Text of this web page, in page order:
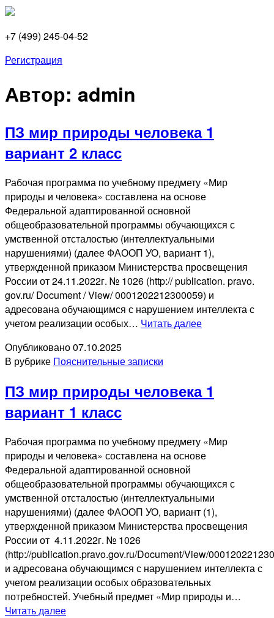
+7 (499) 245-04-52
Регистрация
Автор: admin
ПЗ мир природы человека 1
вариант 2 класс
Рабочая программа по учебному предмету «Мир
природы и человека» составлена на основе
Федеральной адаптированной основной
общеобразовательной программы обучающихся с
умственной отсталостью (интеллектуальными
нарушениями) (далее ФАООП УО, вариант 1),
утвержденной приказом Министерства просвещения
России от 24.11.2022г. № 1026 (http:// publication. pravo.
gov.ru/ Document / View/ 0001202212300059) и
адресована обучающимся с нарушением интеллекта с
учетом реализации особых… Читать далееПЗ
вариант
Опубликовано07.10.2025
В рубрике Пояснительные записки
ПЗ мир природы человека 1
вариант 1 класс
Рабочая программа по учебному предмету «Мир
природы и человека» составлена на основе
Федеральной адаптированной основной
общеобразовательной программы обучающихся с
умственной отсталостью (интеллектуальными
нарушениями) (далее ФАООП УО, вариант (1),
утвержденной приказом Министерства просвещения
России от 4.11.2022г. № 1026
(http://publication.pravo.gov.ru/Document/View/
и адресована обучающимся с нарушением интеллекта с
учетом реализации особых образовательных
потребностей. Учебный предмет «Мир природы и…
Читать далееПЗ